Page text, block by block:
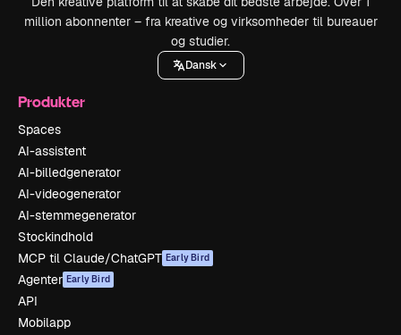
million abonnenter – fra kreative og virksomheder til bureauer
og studier.
Dansk
Produkter
Spaces
AI-assistent
AI-billedgenerator
AI-videogenerator
AI-stemmegenerator
Stockindhold
MCP til Claude/ChatGPT Early Bird
Agenter Early Bird
API
Mobilapp